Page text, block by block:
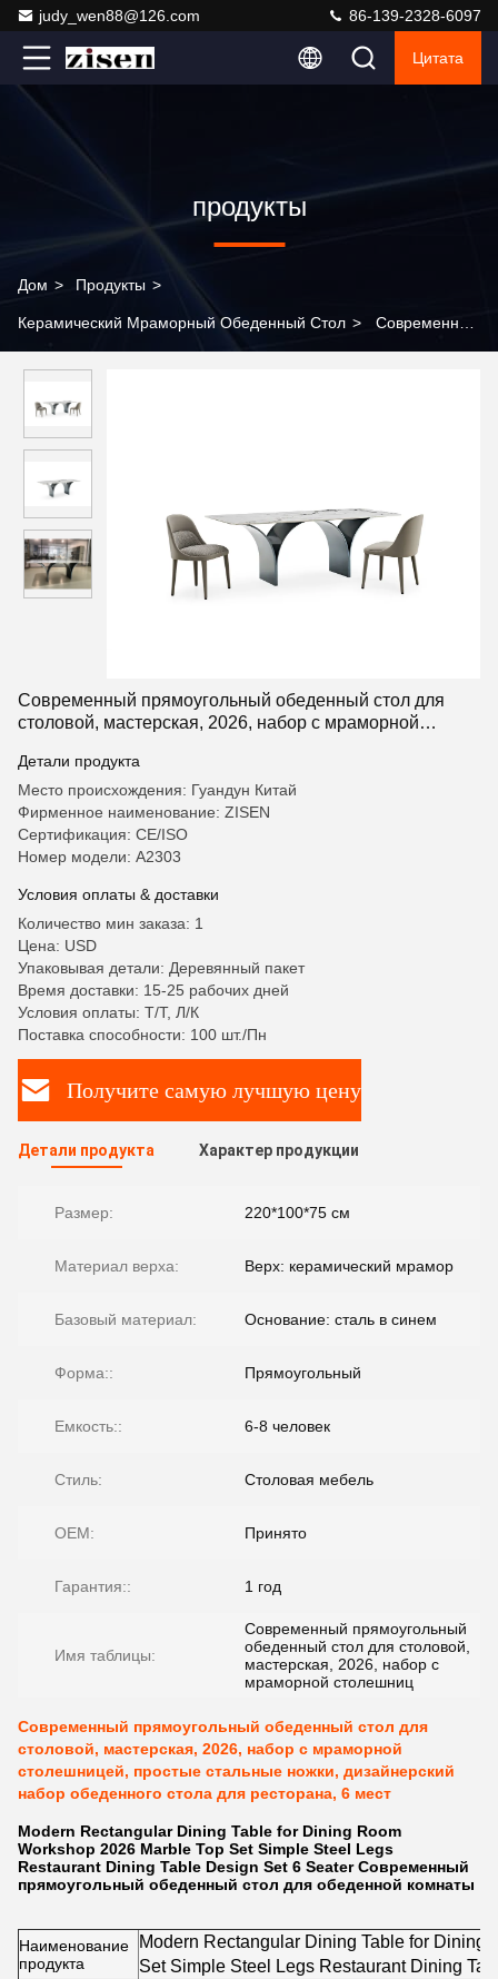
judy_wen88@126.com 86-139-2328-6097
Цитата
продукты
Дом > Продукты >
Керамический Мраморный Обеденный Стол > Современный
2026, набор с мраморной столешницей, простые стальные
ножки, дизайнерский набор обеденного стола для ресторана,
Современный прямоугольный обеденный стол для
столовой, мастерская, 2026, набор с мраморной
набор обеденного стола для ресторана, 6 мест
Детали продукта
Место происхождения: Гуандун Китай
Фирменное наименование: ZISEN
Сертификация: CE/ISO
Номер модели: A2303
Условия оплаты & доставки
Количество мин заказа: 1
Цена: USD
Упаковывая детали: Деревянный пакет
Время доставки: 15-25 рабочих дней
Условия оплаты: Т/Т, Л/К
Поставка способности: 100 шт./Пн
Получите самую лучшую цену
Детали продукта Характер продукции
Размер: 220*100*75 см
Материал верха: Верх: керамический мрамор
Базовый материал: Основание: сталь в синем
Форма:: Прямоугольный
Емкость:: 6-8 человек
Стиль: Столовая мебель
OEM: Принято
Гарантия:: 1 год
Имя таблицы:
Современный прямоугольный
обеденный стол для столовой,
мастерская, 2026, набор с
мраморной столешниц
Современный прямоугольный обеденный стол для
столовой, мастерская, 2026, набор с мраморной
столешницей, простые стальные ножки, дизайнерский
набор обеденного стола для ресторана, 6 мест
Modern Rectangular Dining Table for Dining Room
Workshop 2026 Marble Top Set Simple Steel Legs
Restaurant Dining Table Design Set 6 Seater Современный
прямоугольный обеденный стол для обеденной комнаты
Наименование
продукта
Modern Rectangular Dining Table for Dining
Set Simple Steel Legs Restaurant Dining